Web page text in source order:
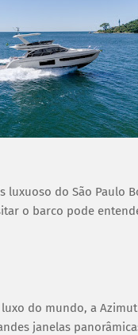
do São Paulo
o barco pode
do mundo, a
janelas